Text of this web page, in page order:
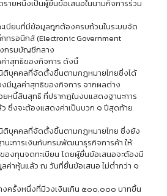
รายหนึ่งเป็นผู้ยื่นข้อเสนอในนามกิจการร่วม
บียนที่มีข้อมูลถูกต้องครบถ้วนในระบบจัด
ทรอนิกส์ (Electronic Government
งกรมบัญชีกลาง
าสุทธิของกิจการ ดังนี้
ติบุคคลที่จัดตั้งขึ้นตามกฎหมายไทยซึ่งได้
งมีมูลค่าสุทธิของกิจการ จากผลต่าง
หนี้สินสุทธิ ที่ปรากฏในงบแสดงฐานะการ
ซึ่งจะต้องแสดงค่าเป็นบวก ๑ ปีสุดท้าย
ติบุคคลที่จัดตั้งขึ้นตามกฎหมายไทย ซึ่งยัง
นะการเงินกับกรมพัฒนาธุรกิจการค้า ให้
งทุนจดทะเบียน โดยผู้ยื่นข้อเสนอจะต้องมี
ลค่าหุ้นแล้ว ณ วันที่ยื่นข้อเสนอ ไม่ต่ำกว่า ๑
ครั้งหนึ่งที่มีวงเงินเกิน ๕๐๐,๐๐๐ บาทขึ้น